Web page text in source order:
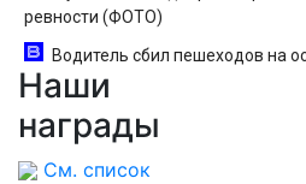
ревности (ФОТО)
Водитель сбил пешеходов на
безопасности в Омске, пострадали
Наши
награды
См. список